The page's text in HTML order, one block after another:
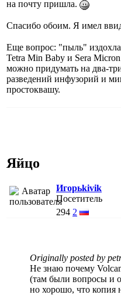
на почту пришла.
Спасибо обоим. Я имел
Еще вопрос: "пыль"
Tetra Min Baby и Sera Micron
можно придумать на два-
разведений инфузорий и
простоквашу.
Яйцо
Игорьkivik
Посетитель
294 2
Originally posted by
Не знаю почему
(там были вопросы и
но хорошо, что копия